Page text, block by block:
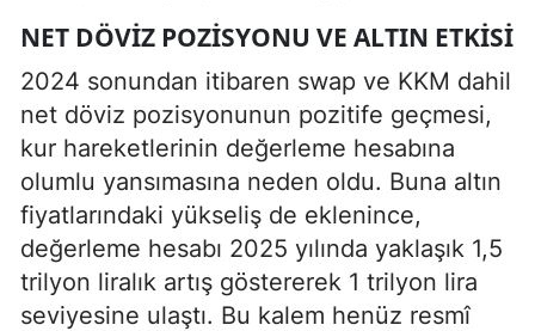
NET DÖVIZ POZISYONU VE ALTIN ETKISI
2024 sonundan itibaren swap ve KKM dahil
net döviz pozisyonunun pozitife geçmesi,
kur hareketlerinin değerleme hesabına
olumlu yansımasına neden oldu. Buna altın
fiyatlarındaki yükseliş de eklenince,
değerleme hesabı 2025 yılında yaklaşık 1,5
trilyon liralık artış göstererek 1 trilyon lira
seviyesine ulaştı. Bu kalem henüz resmî